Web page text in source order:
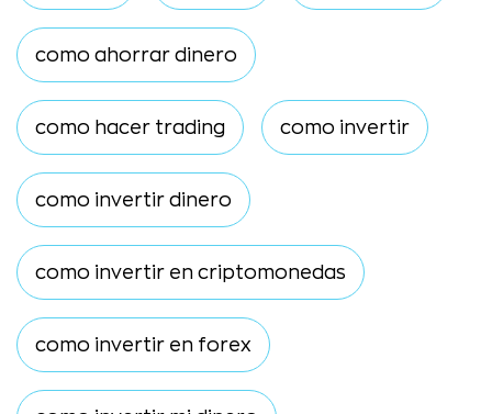
como ahorrar dinero
como hacer trading como invertir
como invertir dinero
como invertir en criptomonedas
como invertir en forex